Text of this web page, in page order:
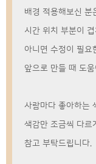
배경 적용해보신 분
시간 위치 부분이
아니면 수정이 필요
앞으로 만들 때 도
사람마다 좋아하는
색감만 조금씩 다르
참고 부탁드립니다.